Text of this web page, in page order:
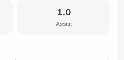
1.0
Assist